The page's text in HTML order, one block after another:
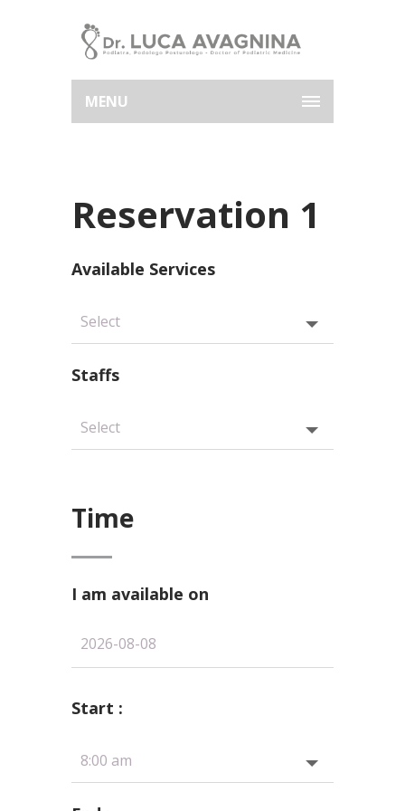
MENU
Reservation 1
Available Services
Staffs
Time
I am available on
Start :